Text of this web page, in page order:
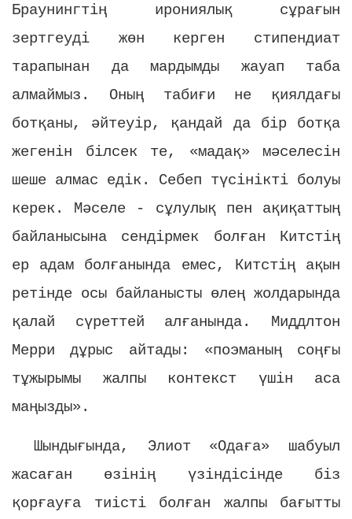
Браунингтің ирониялық сұрағын
зертгеуді жөн керген стипендиат
тарапынан да мардымды жауап таба
алмаймыз. Оның табиғи не қиялдағы
ботқаны, әйтеуір, қандай да бір ботқа
жегенін білсек те, «мадақ» мәселесін
шеше алмас едік. Себеп түсінікті болуы
керек. Мәселе - сұлулық пен ақиқаттың
байланысына сендірмек болған Китстің
ер адам болғанында емес, Китстің ақын
ретінде осы байланысты өлең жолдарында
қалай сүреттей алғанында. Миддлтон
Мерри дұрыс айтады: «поэманың соңғы
тұжырымы жалпы контекст үшін аса
маңызды».
Шындығында, Элиот «Одаға» шабуыл
жасаған өзінің үзіндісінде біз
қорғауға тиісті болған жалпы бағытты